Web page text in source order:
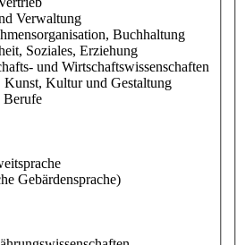
Verwaltung
Buchhaltung
Soziales, Erziehung
und Wirtschaftswissenschaften
Kultur und Gestaltung
Berufe
Gebärdensprache)